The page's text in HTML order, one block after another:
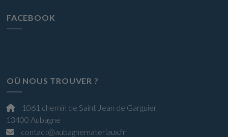
FACEBOOK
OÙ NOUS TROUVER ?
1061 chemin de Saint Jean de Garguier
13400 Aubagne
contact@aubagnemateriaux.fr